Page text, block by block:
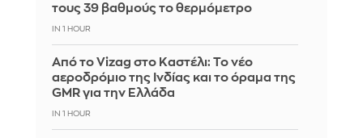
τους 39 βαθμούς το θερμόμετρο
IN 1 HOUR
Από το Vizag στο Καστέλι: Το νέο
αεροδρόμιο της Ινδίας και το όραμα της
GMR για την Ελλάδα
IN 1 HOUR